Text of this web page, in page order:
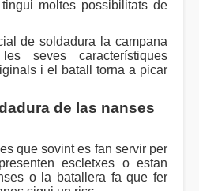
moltes possibilitats de
de soldadura la campana
seves característiques
i el batall torna a picar
de las nanses
que sovint es fan servir per
escletxes o estan
o la batallera fa que fer